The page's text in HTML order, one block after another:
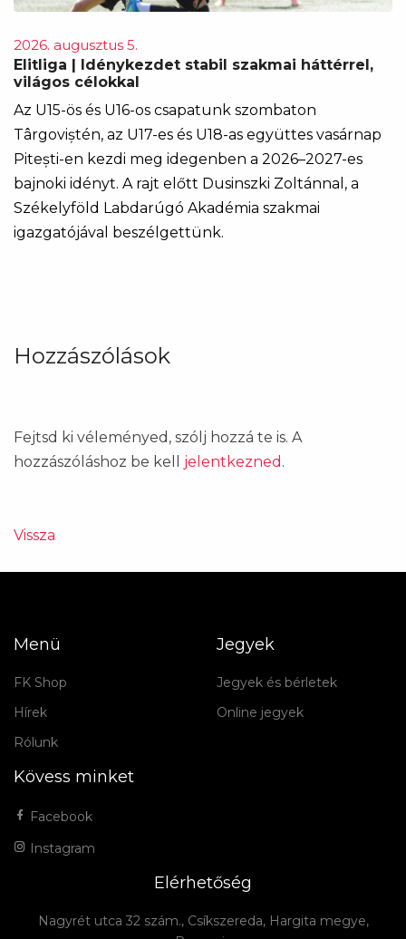
2026. augusztus 5.
Elitliga | Idénykezdet stabil szakmai háttérrel,
világos célokkal
Az U15-ös és U16-os csapatunk szombaton
Târgoviștén, az U17-es és U18-as együttes vasárnap
Pitești-en kezdi meg idegenben a 2026–2027-es
bajnoki idényt. A rajt előtt Dusinszki Zoltánnal, a
Székelyföld Labdarúgó Akadémia szakmai
igazgatójával beszélgettünk.
Hozzászólások
Fejtsd ki véleményed, szólj hozzá te is. A
hozzászóláshoz be kell jelentkezned .
Vissza
Menü
FK Shop
Hírek
Rólunk
Jegyek
Jegyek és bérletek
Online jegyek
Kövess minket
Facebook
Instagram
Elérhetőség
Nagyrét utca 32 szám., Csíkszereda, Hargita megye,